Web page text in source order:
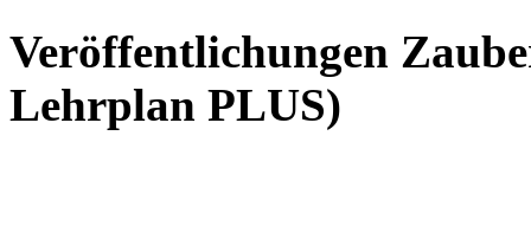
Veröffentlichungen
Lehrplan PLUS)